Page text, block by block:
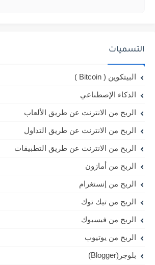
التسميات
البيتكوين ( Bitcoin )
الذكاء الإصطناعي
الربح من الانترنت عن طريق الألعاب
الربح من الانترنت عن طريق التداول
الربح من الانترنت عن طريق التطبيقات
الربح من أمازون
الربح من إنستغرام
الربح من تيك توك
الربح من فيسبوك
الربح من يوتيوب
بلوجر(Blogger)